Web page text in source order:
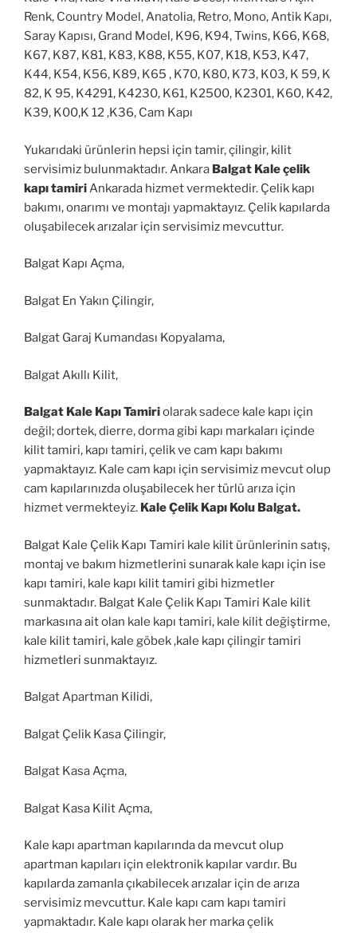
Renk, Country Model, Anatolia, Retro, Mono, Antik Kapı,
Saray Kapısı, Grand Model, K96, K94, Twins, K66, K68,
K67, K87, K81, K83, K88, K55, K07, K18, K53, K47,
K44, K54, K56, K89, K65 , K70, K80, K73, K03, K 59, K
82, K 95, K4291, K4230, K61, K2500, K2301, K60, K42,
K39, K00,K 12 ,K36, Cam Kapı
Yukarıdaki ürünlerin hepsi için tamir, çilingir, kilit
servisimiz bulunmaktadır. Ankara Balgat Kale çelik
kapı tamiri Ankarada hizmet vermektedir. Çelik kapı
bakımı, onarımı ve montajı yapmaktayız. Çelik kapılarda
oluşabilecek arızalar için servisimiz mevcuttur.
Balgat Kapı Açma,
Balgat En Yakın Çilingir,
Balgat Garaj Kumandası Kopyalama,
Balgat Akıllı Kilit,
Balgat Kale Kapı Tamiriolarak sadece kale kapı için
değil; dortek, dierre, dorma gibi kapı markaları içinde
kilit tamiri, kapı tamiri, çelik ve cam kapı bakımı
yapmaktayız. Kale cam kapı için servisimiz mevcut olup
cam kapılarınızda oluşabilecek her türlü arıza için
hizmet vermekteyiz. Kale Çelik Kapı Kolu Balgat.
Balgat Kale Çelik Kapı Tamiri kale kilit ürünlerinin satış,
montaj ve bakım hizmetlerini sunarak kale kapı için ise
kapı tamiri, kale kapı kilit tamiri gibi hizmetler
sunmaktadır. Balgat Kale Çelik Kapı Tamiri Kale kilit
markasına ait olan kale kapı tamiri, kale kilit değiştirme,
kale kilit tamiri, kale göbek ,kale kapı çilingir tamiri
hizmetleri sunmaktayız.
Balgat Apartman Kilidi,
Balgat Çelik Kasa Çilingir,
Balgat Kasa Açma,
Balgat Kasa Kilit Açma,
Kale kapı apartman kapılarında da mevcut olup
apartman kapıları için elektronik kapılar vardır. Bu
kapılarda zamanla çıkabilecek arızalar için de arıza
servisimiz mevcuttur. Kale kapı cam kapı tamiri
yapmaktadır. Kale kapı olarak her marka çelik